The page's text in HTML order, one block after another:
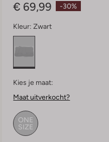
-30%
€ 69,99
Kleur: Zwart
Kies je maat:
Maat uitverkocht?
ONE
SIZE